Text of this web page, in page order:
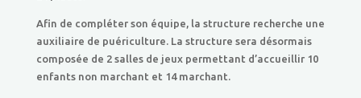
Afin de compléter son équipe, la structure recherche une
auxiliaire de puériculture. La structure sera désormais
composée de 2 salles de jeux permettant d’accueillir 10
enfants non marchant et 14 marchant.